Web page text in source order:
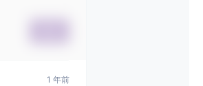
1 年前